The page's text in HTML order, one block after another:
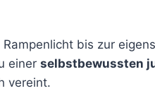
bis zur
einer selbstbewussten
vereint.